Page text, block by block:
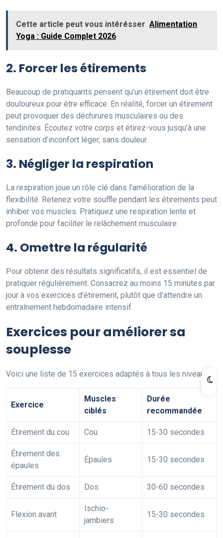
Cette article peut vous intérésser Alimentation
Yoga : Guide Complet 2026
2. Forcer les étirements
Beaucoup de pratiquants pensent qu’un étirement doit être
douloureux pour être efficace. En réalité, forcer un étirement
peut provoquer des déchirures musculaires ou des
tendinites. Écoutez votre corps et étirez-vous jusqu’à une
sensation d’inconfort léger, sans douleur.
3. Négliger la respiration
La respiration joue un rôle clé dans l’amélioration de la
flexibilité. Retenez votre souffle pendant les étirements peut
inhiber vos muscles. Pratiquez une respiration lente et
profonde pour faciliter le relâchement musculaire.
4. Omettre la régularité
Pour obtenir des résultats significatifs, il est essentiel de
pratiquer régulièrement. Consacrez au moins 15 minutes par
jour à vos exercices d’étirement, plutôt que d’attendre un
entraînement hebdomadaire intensif.
Exercices pour améliorer sa
souplesse
Voici une liste de 15 exercices adaptés à tous les niveaux :
Exercice
Muscles
ciblés
Durée
recommandée
Étirement du cou Cou 15-30 secondes
Étirement des
épaules
Épaules 15-30 secondes
Étirement du dos Dos 30-60 secondes
Flexion avant
Ischio-
jambiers
15-30 secondes